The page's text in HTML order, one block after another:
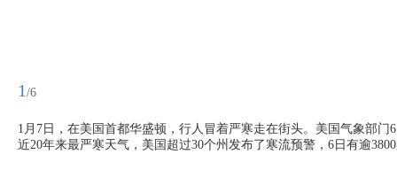
1 /6
1月7日，在美国首都华盛顿，行人冒着严寒走在街头。美国气象部
近20年来最严寒天气，美国超过30个州发布了寒流预警，6日有逾